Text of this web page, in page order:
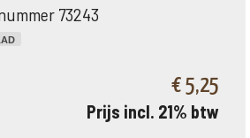
73243
€ 5,25
Prijs incl. 21% btw